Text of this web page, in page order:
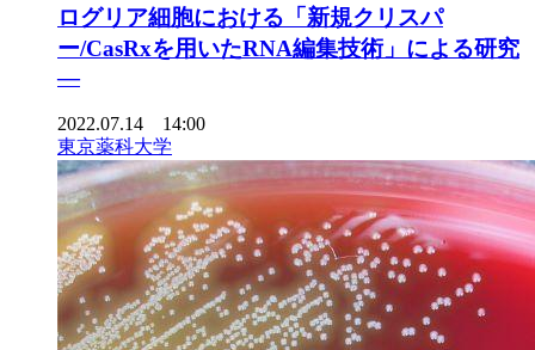
ログリア細胞における「新規クリスパ
ー/CasRxを用いたRNA編集技術」による研究
—
2022.07.14 14:00
東京薬科大学